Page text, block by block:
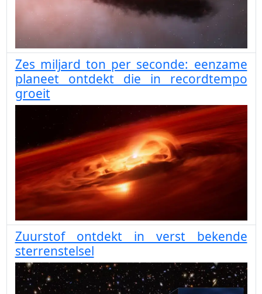
Zes miljard ton per seconde: eenzame
planeet ontdekt die in recordtempo
groeit
Zuurstof ontdekt in verst bekende
sterrenstelsel